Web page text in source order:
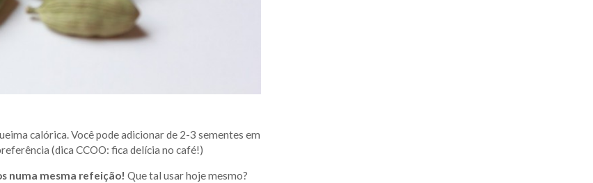
calórica. Você pode adicionar de 2-3 sementes em
(dica CCOO: fica delícia no café!)
numa mesma refeição! Que tal usar hoje mesmo?